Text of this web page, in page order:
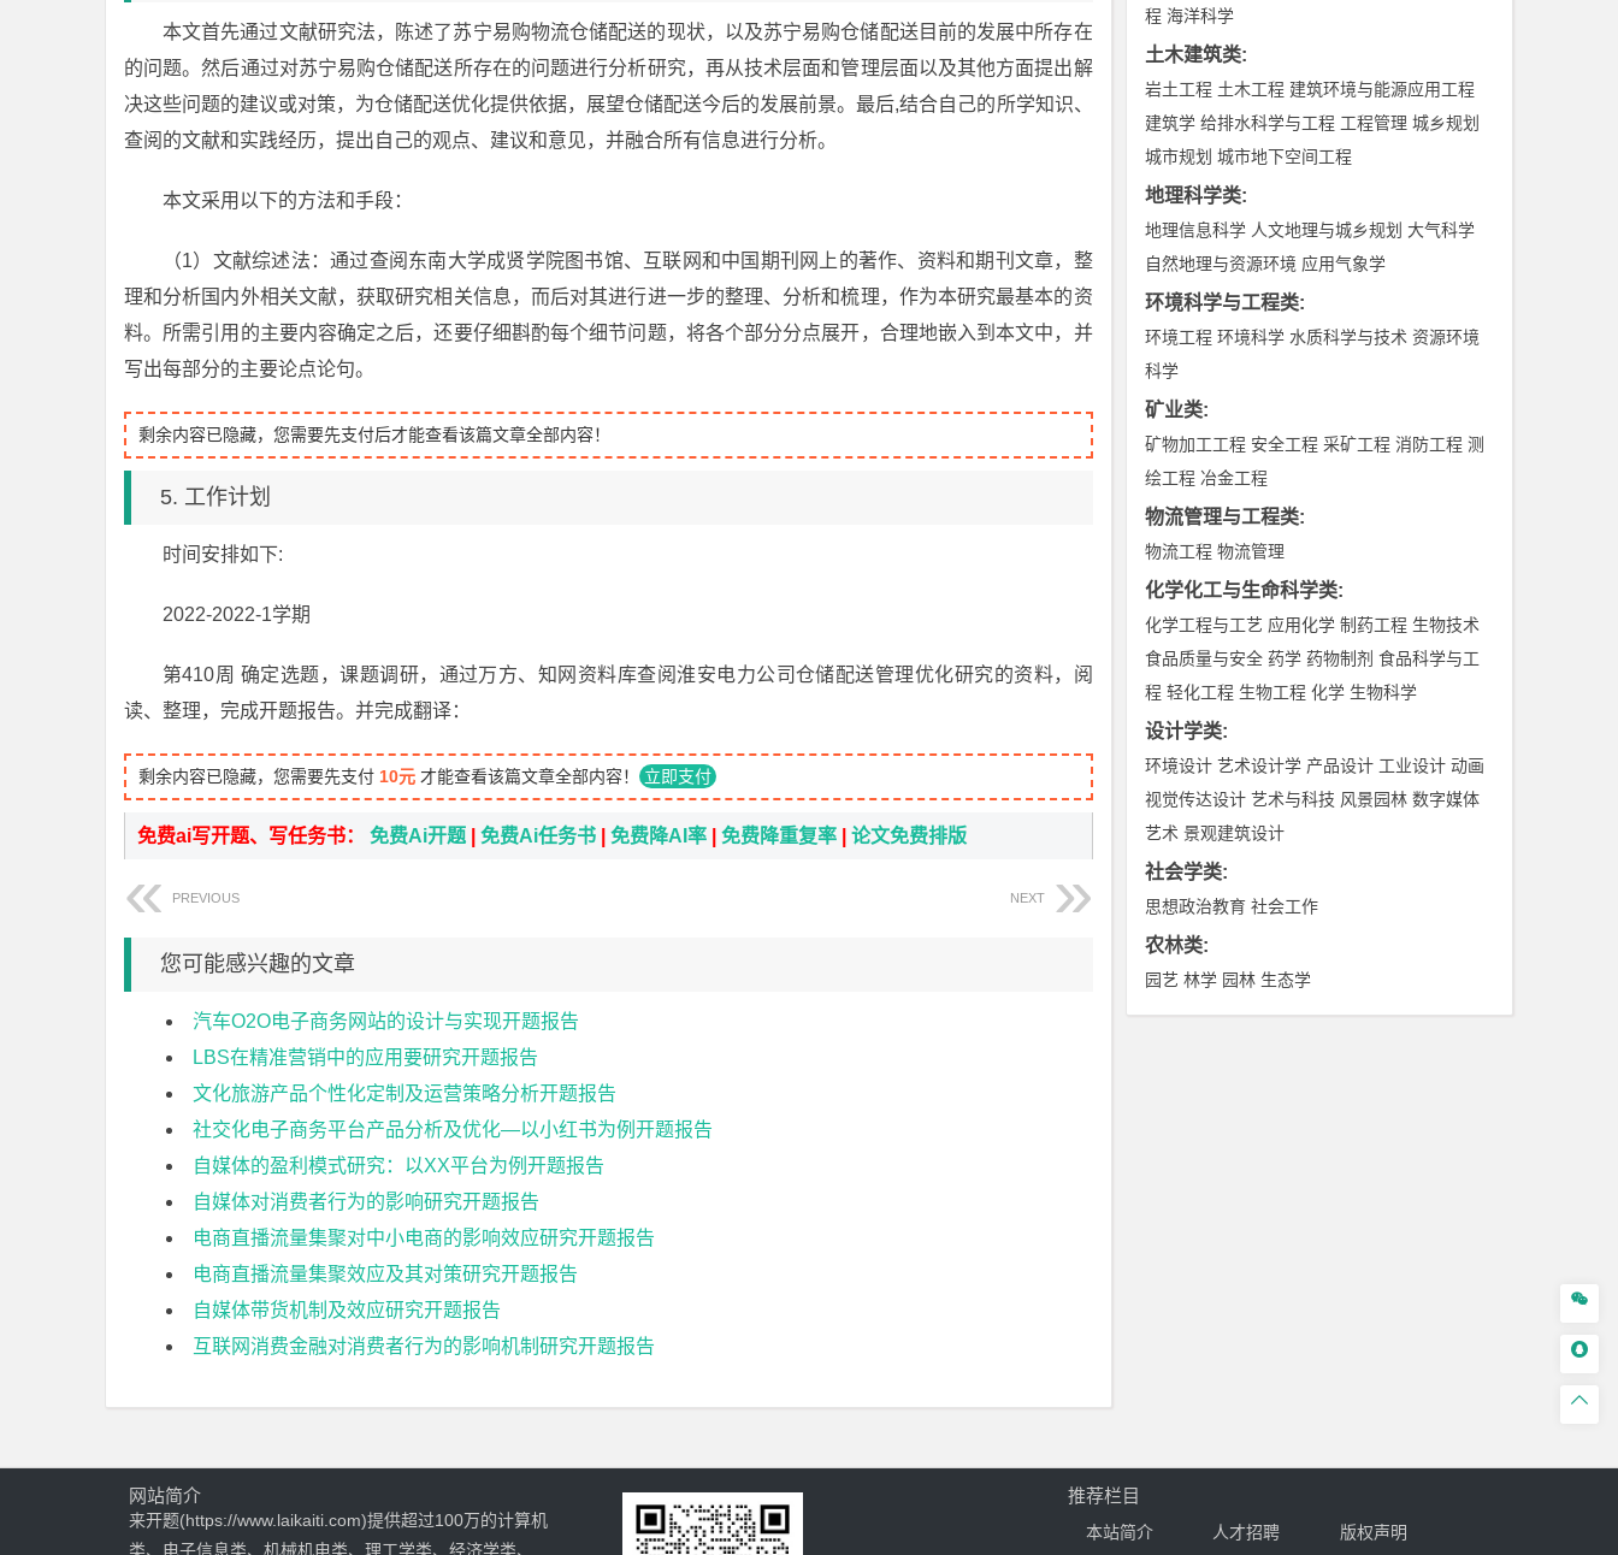
本文首先通过文献研究法，陈述了苏宁易购物流仓储配送的现状，以及苏宁易购仓储配送目前的发展中所存在
的问题。然后通过对苏宁易购仓储配送所存在的问题进行分析研究，再从技术层面和管理层面以及其他方面提出解
决这些问题的建议或对策，为仓储配送优化提供依据，展望仓储配送今后的发展前景。最后,结合自己的所学知识、
查阅的文献和实践经历，提出自己的观点、建议和意见，并融合所有信息进行分析。
本文采用以下的方法和手段：
（1）文献综述法：通过查阅东南大学成贤学院图书馆、互联网和中国期刊网上的著作、资料和期刊文章，整
理和分析国内外相关文献，获取研究相关信息，而后对其进行进一步的整理、分析和梳理，作为本研究最基本的资
料。所需引用的主要内容确定之后，还要仔细斟酌每个细节问题，将各个部分分点展开，合理地嵌入到本文中，并
写出每部分的主要论点论句。
剩余内容已隐藏，您需要先支付后才能查看该篇文章全部内容！
5. 工作计划
时间安排如下:
2022-2022-1学期
第410周 确定选题，课题调研，通过万方、知网资料库查阅淮安电力公司仓储配送管理优化研究的资料，阅
读、整理，完成开题报告。并完成翻译：
剩余内容已隐藏，您需要先支付 10元 才能查看该篇文章全部内容！ 立即支付
免费ai写开题、写任务书： 免费Ai开题 免费Ai任务书 免费降AI率 免费降重复率 论文免费排版
PREVIOUS NEXT
您可能感兴趣的文章
汽车O2O电子商务网站的设计与实现开题报告
LBS在精准营销中的应用要研究开题报告
文化旅游产品个性化定制及运营策略分析开题报告
社交化电子商务平台产品分析及优化—以小红书为例开题报告
自媒体的盈利模式研究：以XX平台为例开题报告
自媒体对消费者行为的影响研究开题报告
电商直播流量集聚对中小电商的影响效应研究开题报告
电商直播流量集聚效应及其对策研究开题报告
自媒体带货机制及效应研究开题报告
互联网消费金融对消费者行为的影响机制研究开题报告
程 海洋科学
土木建筑类:
岩土工程 土木工程 建筑环境与能源应用工程
建筑学 给排水科学与工程 工程管理 城乡规划
城市规划 城市地下空间工程
地理科学类:
地理信息科学 人文地理与城乡规划 大气科学
自然地理与资源环境 应用气象学
环境科学与工程类:
环境工程 环境科学 水质科学与技术 资源环境
科学
矿业类:
矿物加工工程 安全工程 采矿工程 消防工程 测
绘工程 冶金工程
物流管理与工程类:
物流工程 物流管理
化学化工与生命科学类:
化学工程与工艺 应用化学 制药工程 生物技术
食品质量与安全 药学 药物制剂 食品科学与工
程 轻化工程 生物工程 化学 生物科学
设计学类:
环境设计 艺术设计学 产品设计 工业设计 动画
视觉传达设计 艺术与科技 风景园林 数字媒体
艺术 景观建筑设计
社会学类:
思想政治教育 社会工作
农林类:
园艺 林学 园林 生态学



网站简介
来开题(https://www.laikaiti.com)提供超过100万的计算机
类、电子信息类、机械机电类、理工学类、经济学类、
推荐栏目
本站简介 人才招聘 版权声明